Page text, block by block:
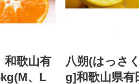
和歌山有
、L
八朔(はっさ
g]和歌山県有